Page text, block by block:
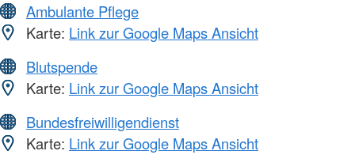
Ambulante Pflege
Karte: Link zur Google Maps Ansicht
Blutspende
Karte: Link zur Google Maps Ansicht
Bundesfreiwilligendienst
Karte: Link zur Google Maps Ansicht